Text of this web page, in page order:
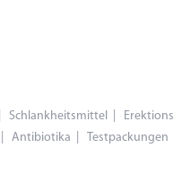
Schlankheitsmittel
Antibiotika Testpackungen